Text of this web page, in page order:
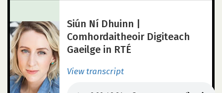
Siún Ní Dhuinn |
Comhordaitheoir Digiteach
Gaeilge in RTÉ
View transcript